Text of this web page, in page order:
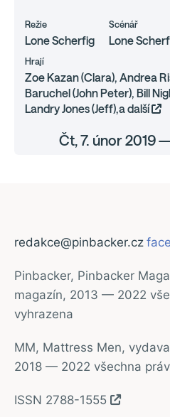
Režie
Lone Scherfig
Scénář
Lone
Hrají
Zoe Kazan (Clara), Andrea
Baruchel (John Peter), Bill
Landry Jones (Jeff),a další
Čt, 7. únor 2019
redakce@pinbacker.cz
Pinbacker, Pinbacker
magazín, 2013 — 2022
vyhrazena
MM, Mattress Men,
2018 — 2022 všechna
ISSN 2788-1555